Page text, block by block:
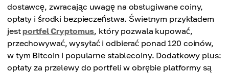
dostawcę, zwracając uwagę na obsługiwane coiny,
opłaty i środki bezpieczeństwa. Świetnym przykładem
jestportfel Cryptomus, który pozwala kupować,
przechowywać, wysyłać i odbierać ponad 120 coinów,
w tym Bitcoin i popularne stablecoiny. Dodatkowy plus:
opłaty za przelewy do portfeli w obrębie platformy są